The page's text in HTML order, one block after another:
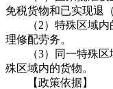
免税货物和已实现退
（2）特殊区域内
理修配劳务。
（3）同一特殊区
殊区域内的货物。
【政策依据】